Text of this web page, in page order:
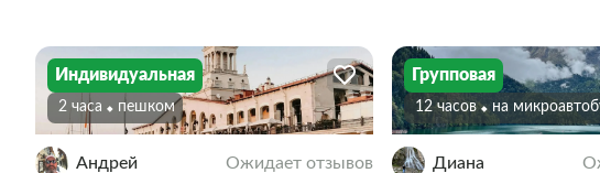
Индивидуальная
2 часа Пешком
Андрей Ожидает отзывов
Групповая
12 часов На
Диана